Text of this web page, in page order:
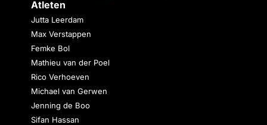
Atleten
Jutta Leerdam
Max Verstappen
Femke Bol
Mathieu van der Poel
Rico Verhoeven
Michael van Gerwen
Jenning de Boo
Sifan Hassan